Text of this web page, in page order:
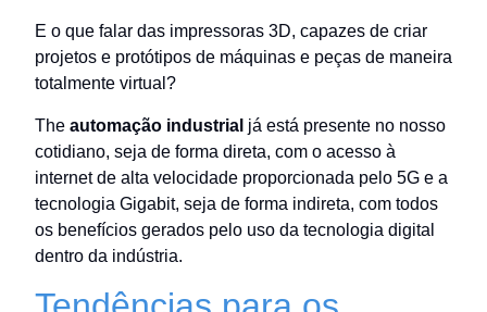
E o que falar das impressoras 3D, capazes de criar
projetos e protótipos de máquinas e peças de maneira
totalmente virtual?
The automação industrial já está presente no nosso
cotidiano, seja de forma direta, com o acesso à
internet de alta velocidade proporcionada pelo 5G e a
tecnologia Gigabit, seja de forma indireta, com todos
os benefícios gerados pelo uso da tecnologia digital
dentro da indústria.